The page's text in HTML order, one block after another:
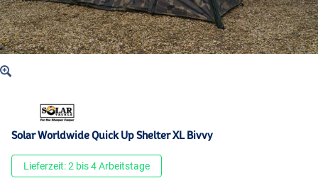
Solar Worldwide Quick Up Shelter XL Bivvy
Lieferzeit: 2 bis 4 Arbeitstage